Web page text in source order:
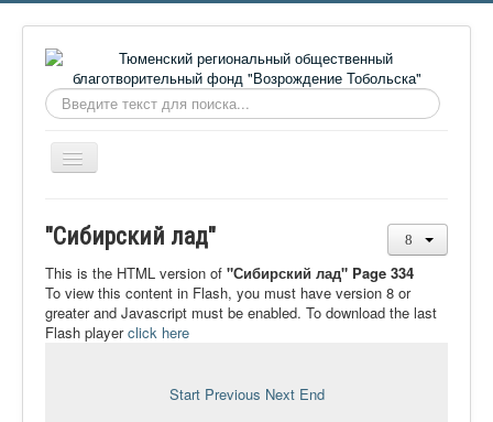
Искать...
Включить/
выключить
О фонде
Онлайн библиотека
Видеоматериалы
Сайт проекта Достоевский
"Сибирский лад"
This is the HTML version of "Сибирский лад" Page 334
To view this content in Flash, you must have version 8 or
greater and Javascript must be enabled. To download the last
Flash playerclick here
Start Previous Next End